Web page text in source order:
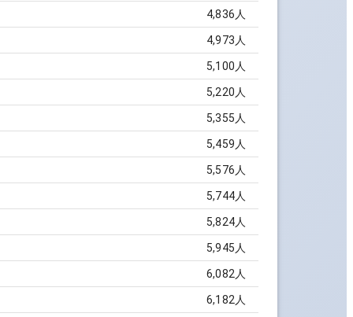
4,836 人
4,973 人
5,100 人
5,220 人
5,355 人
5,459 人
5,576 人
5,744人
5,824人
5,945 人
6,082 人
6,182 人